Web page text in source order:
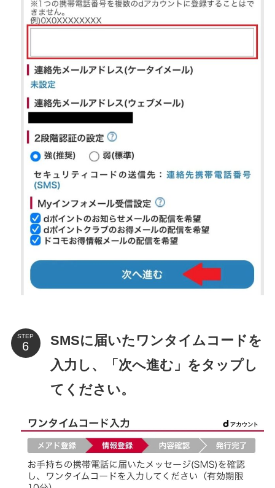
STEP
SMSに届いたワンタイムコードを
入力し、「次へ進む」をタップし
てください。